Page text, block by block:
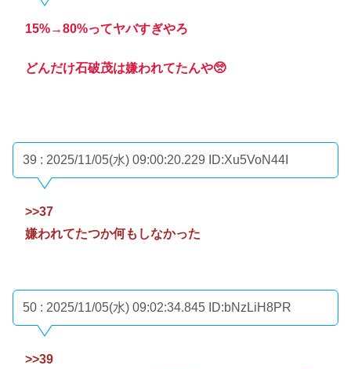
15%→80%ってヤバすぎやろ
どんだけ石破茂は嫌われてたんや🥺
39 : 2025/11/05(水) 09:00:20.229 ID:Xu5VoN44I
>>37
嫌われてたつか何もしなかった
50 : 2025/11/05(水) 09:02:34.845 ID:bNzLiH8PR
>>39